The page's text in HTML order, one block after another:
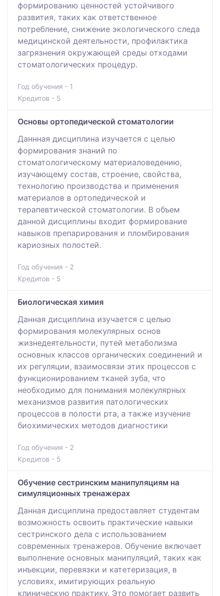
формированию ценностей устойчивого
развития, таких как ответственное
потребление, снижение экологического следа
медицинской деятельности, профилактика
загрязнения окружающей среды отходами
стоматологических процедур.
Год обучения - 1
Кредитов - 5
Основы ортопедической стоматологии
Даннная дисциплина изучается с целью
формирования знаний по
стоматологическому материаловедению,
изучающему состав, строение, свойства,
технологию производства и применения
материалов в ортопедической и
терапевтической стоматологии. В объем
данной дисциплины входит формирование
навыков препарирования и пломбирования
кариозных полостей.
Год обучения - 2
Кредитов - 5
Биологическая химия
Данная дисциплина изучается с целью
формирования молекулярных основ
жизнедеятельности, путей метаболизма
основных классов органических соединений и
их регуляции, взаимосвязи этих процессов с
функционированием тканей зуба, что
необходимо для понимания молекулярных
механизмов развития патологических
процессов в полости рта, а также изучение
биохимических методов диагностики
Год обучения - 2
Кредитов - 5
Обучение сестринским манипуляциям на
симуляционных тренажерах
Данная дисциплина предоставляет студентам
возможность освоить практические навыки
сестринского дела с использованием
современных тренажеров. Обучение включает
выполнение основных манипуляций, таких как
инъекции, перевязки и катетеризация, в
условиях, имитирующих реальную
клиническую практику. Это помогает развить